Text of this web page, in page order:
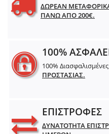
ΔΩΡΕΑΝ
ΠΑΝΩ ΑΠΟ 200€.
100%
100%
ΠΡΟΣΤΑΣΙΑΣ.
ΕΠΙΣΤΡΟΦΕΣ
ΔΥΝΑΤΟΤΗΤΑ